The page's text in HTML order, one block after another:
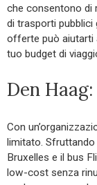
che consentono di
di trasporti
offerte può aiutarti
tuo budget di
Den
Con
limitato. Sfruttando
Bruxelles e il bus
low-cost senza